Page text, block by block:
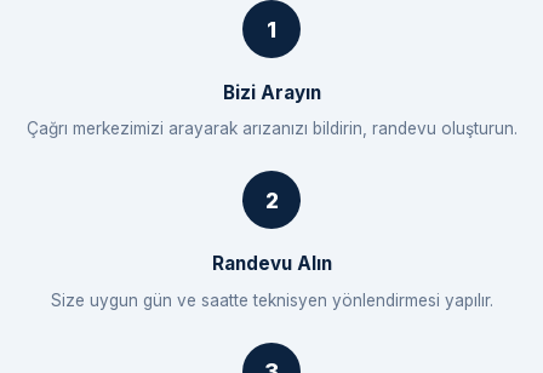
Bizi Arayın
Çağrı merkezimizi arayarak arızanızı bildirin, randevu oluşturun.
Randevu Alın
Size uygun gün ve saatte teknisyen yönlendirmesi yapılır.